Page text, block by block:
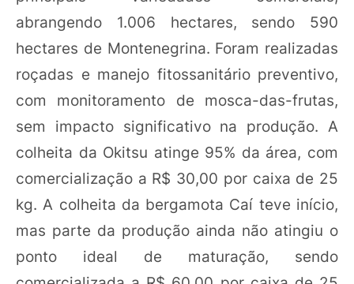
abrangendo 1.006 hectares, sendo 590
hectares de Montenegrina. Foram realizadas
roçadas e manejo fitossanitário preventivo,
com monitoramento de mosca-das-frutas,
sem impacto significativo na produção. A
colheita da Okitsu atinge 95% da área, com
comercialização a R$ 30,00 por caixa de 25
kg. A colheita da bergamota Caí teve início,
mas parte da produção ainda não atingiu o
ponto ideal de maturação, sendo